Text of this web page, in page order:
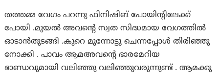
തത്തമ്മ വേഗം പറന്നു ഫിനിഷിങ് പോയിന്റിലേക്ക്
പോയി .മുയൽ അവന്റെ സ്വത സിദ്ധമായ വേഗത്തിൽ
ഓടാൻതുടങ്ങി .കുറെ മുന്നോട്ടു ചെന്നപ്പോൾ തിരിഞ്ഞു
നോക്കി . പാവം ആമഅവന്റെ ഭാരമേറിയ
ഭാണ്ഡവുമായി വലിഞ്ഞു വലിഞ്ഞുവരുന്നുണ്ട് . ആമക്കു